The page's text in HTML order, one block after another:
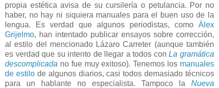
propia estética avisa de su cursilería o petulancia. Por no
haber, no hay ni siquiera manuales para el buen uso de la
lengua. Es verdad que algunos periodistas, como Álex
Grijelmo, han intentado publicar ensayos sobre corrección,
al estilo del mencionado Lázaro Carreter (aunque también
es verdad que su intento de llegar a todos conLa gramática
descomplicada no fue muy exitoso). Tenemos los manuales
de estilode algunos diarios, casi todos demasiado técnicos
para un hablante no especialista. Tampoco la Nueva